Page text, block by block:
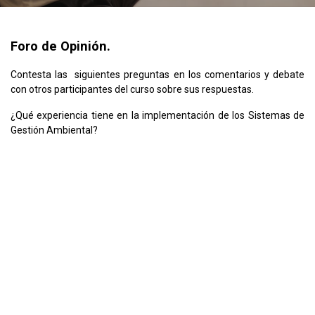
Foro de Opinión.
Contesta las siguientes preguntas en los comentarios y debate
con otros participantes del curso sobre sus respuestas.
¿Qué experiencia tiene en la implementación de los Sistemas de
Gestión Ambiental?